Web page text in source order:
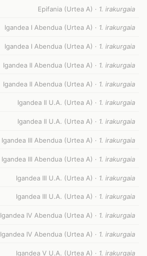
Epifania (Urtea A) · 1. irakurgaia
Igandea I Abendua (Urtea A) · 1. irakurgaia
Igandea I Abendua (Urtea A) · 1. irakurgaia
Igandea II Abendua (Urtea A) · 1. irakurgaia
Igandea II Abendua (Urtea A) · 1. irakurgaia
Igandea II U.A. (Urtea A) · 1. irakurgaia
Igandea II U.A. (Urtea A) · 1. irakurgaia
Igandea III Abendua (Urtea A) · 1. irakurgaia
Igandea III Abendua (Urtea A) · 1. irakurgaia
Igandea III U.A. (Urtea A) · 1. irakurgaia
Igandea III U.A. (Urtea A) · 1. irakurgaia
Igandea IV Abendua (Urtea A) · 1. irakurgaia
Igandea IV Abendua (Urtea A) · 1. irakurgaia
Igandea V U.A. (Urtea A) · 1. irakurgaia